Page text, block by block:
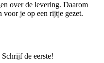
over de levering. Daarom
voor je op een rijtje gezet.
de eerste!